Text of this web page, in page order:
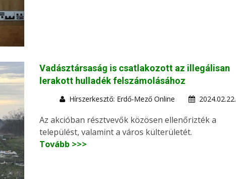
Vadásztársaság is csatlakozott az illegálisan
lerakott hulladék felszámolásához
Hírszerkesztő: Erdő-Mező Online 2024.02.22.
Az akcióban résztvevők közösen ellenőrizték a
települést, valamint a város külterületét.
Tovább >>>